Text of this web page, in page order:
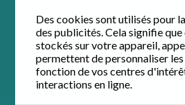
Des cookies sont utilisés pour
des publicités. Cela signifie
stockés sur votre appareil,
permettent de personnaliser les
fonction de vos centres
interactions en ligne.